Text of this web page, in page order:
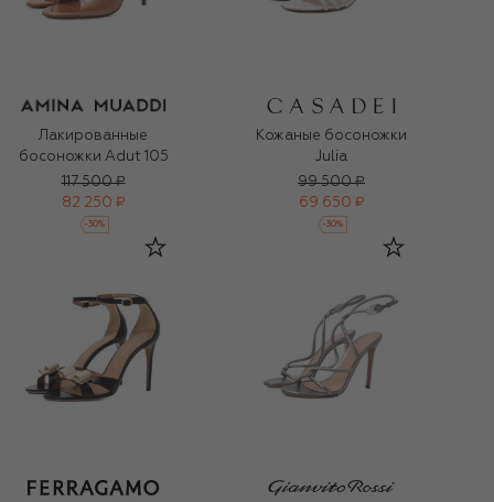
Лакированные
босоножки Adut 105
117 500 ₽
82 250 ₽
-30%
Кожаные босоножки
Julia
99 500 ₽
69 650 ₽
-30%